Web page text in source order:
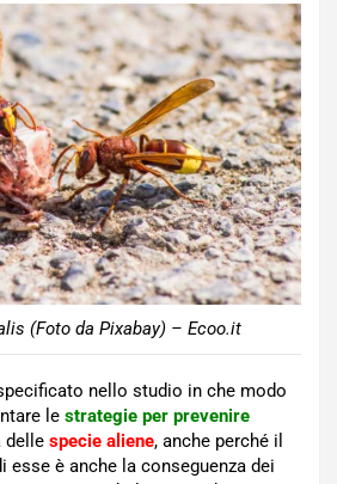
(Foto da Pixabay) – Ecoo.it
nello studio in che modo
le strategie per prevenire
delle specie aliene, anche perché il
esse è anche la conseguenza dei